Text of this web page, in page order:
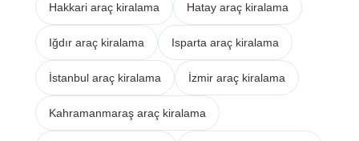
Hakkari araç kiralama Hatay araç kiralama
Iğdır araç kiralama Isparta araç kiralama
İstanbul araç kiralama İzmir araç kiralama
Kahramanmaraş araç kiralama